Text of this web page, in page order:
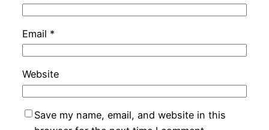
Email *
Website
Save my name, email, and website in this